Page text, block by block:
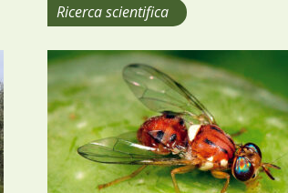
Ricerca scientifica